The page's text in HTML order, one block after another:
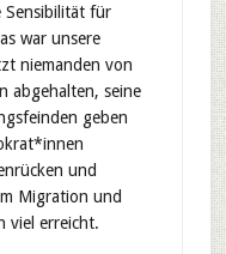
Sensibilität für
war unsere
niemanden von
abgehalten, seine
geben
und
Migration und
viel erreicht.